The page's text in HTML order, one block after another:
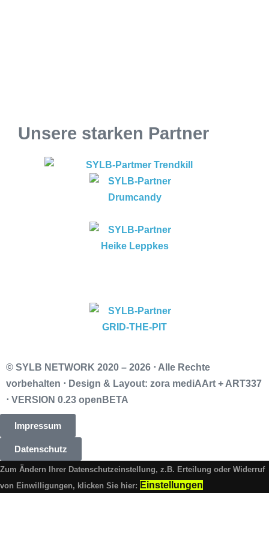
Unsere starken Partner
© SYLB NETWORK 2020 – 2026 ⋅ Alle Rechte
vorbehalten ⋅ Design & Layout: zora mediAArt + ART337
⋅ VERSION 0.23 openBETA
Impressum
Datenschutz
Zum Ändern Ihrer Datenschutzeinstellung, z.B. Erteilung oder Widerruf
von Einwilligungen, klicken Sie hier: Einstellungen